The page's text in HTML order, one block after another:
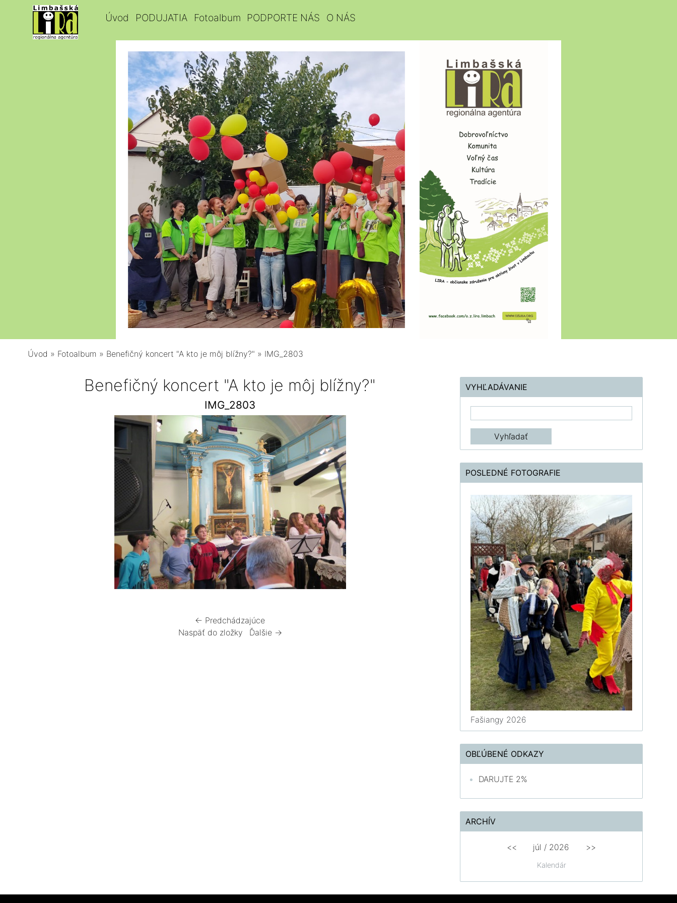
Úvod PODUJATIA Fotoalbum PODPORTE NÁS O NÁS
Úvod » Fotoalbum » Benefičný koncert "A kto je môj blížny?" » IMG_2803
Benefičný koncert "A kto je môj blížny?"
IMG_2803
← Predchádzajúce
Naspäť do zložky
Ďalšie →
VYHĽADÁVANIE
POSLEDNÉ FOTOGRAFIE
Fašiangy 2026
OBĽÚBENÉ ODKAZY
DARUJTE 2%
ARCHÍV
Kalendár
<< júl / 2026 >>